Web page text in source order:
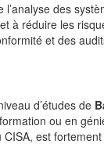
des
à réduire les
et des
d’études de
ou en
est